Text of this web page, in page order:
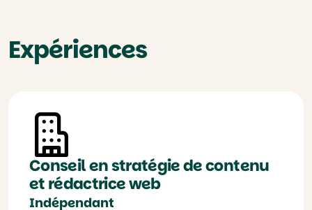
Expériences
Conseil en stratégie de contenu
et rédactrice web
Indépendant